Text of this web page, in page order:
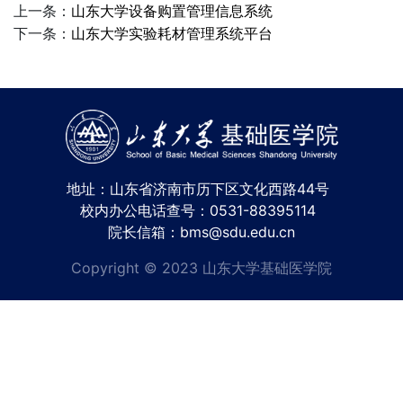
上一条： 山东大学设备购置管理信息系统
下一条： 山东大学实验耗材管理系统平台
地址：山东省济南市历下区文化西路44号
校内办公电话查号：0531-88395114
院长信箱：bms@sdu.edu.cn
Copyright © 2023 山东大学基础医学院